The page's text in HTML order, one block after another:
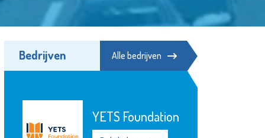
Bedrijven Alle bedrijven
Stedelijk
Gymnasium